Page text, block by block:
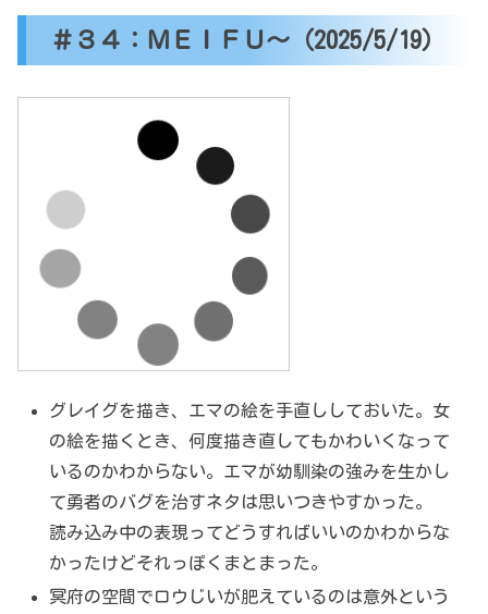
＃３４：ＭＥＩＦＵ～（2025/5/19）
グレイグを描き、エマの絵を手直ししておいた。女
の絵を描くとき、何度描き直してもかわいくなって
いるのかわからない。エマが幼馴染の強みを生かし
て勇者のバグを治すネタは思いつきやすかった。
読み込み中の表現ってどうすればいいのかわからな
かったけどそれっぽくまとまった。
冥府の空間でロウじいが肥えているのは意外という